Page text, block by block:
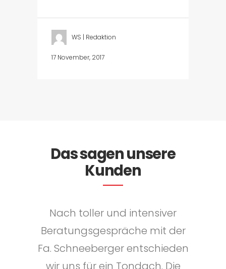
WS | Redaktion
17 November, 2017
Das sagen unsere
Kunden
Im Zuge unserer
Haussanierung haben wir uns
für die FA. Schneeberger
Wir entschieden uns beim
Neubau unseres
Firmengebäudes in Andorf
Nach toller und intensiver
Beratungsgespräche mit der
Fa. Schneeberger entschieden